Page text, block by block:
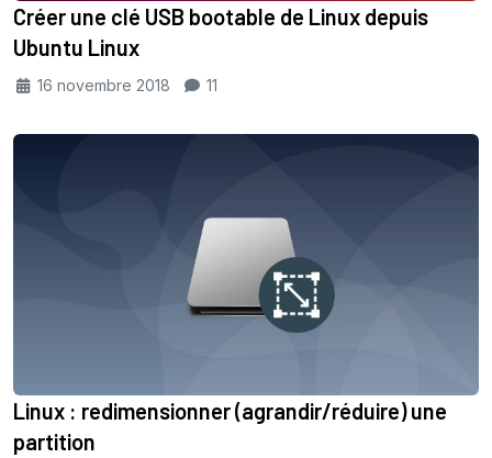
Créer une clé USB bootable de Linux depuis
Ubuntu Linux
16 novembre 2018 11
Linux : redimensionner (agrandir/réduire) une
partition